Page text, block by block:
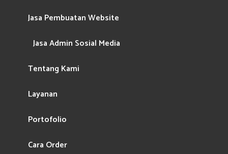
Jasa Pembuatan Website
Jasa Admin Sosial Media
Tentang Kami
Layanan
Portofolio
Cara Order